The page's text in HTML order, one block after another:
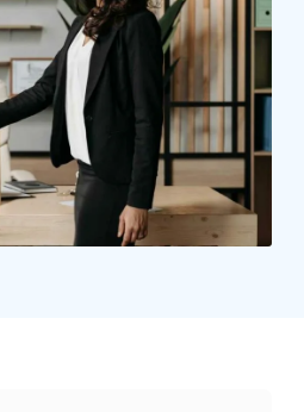
44 sites que usam
Nuvemshop para te
inspirar a ter o seu
negó...